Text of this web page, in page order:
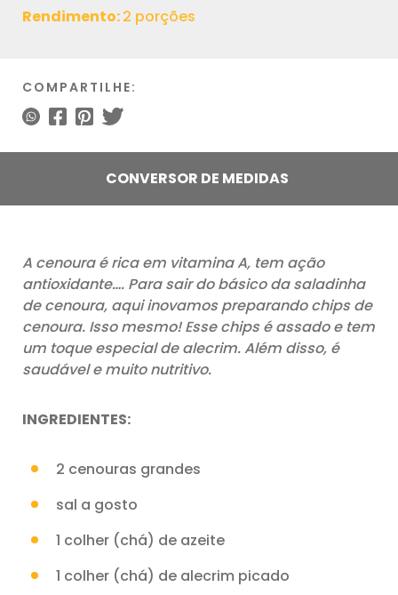
Rendimento:2 porções
COMPARTILHE:
CONVERSOR DE MEDIDAS
A cenoura é rica em vitamina A, tem ação
antioxidante…. Para sair do básico da saladinha
de cenoura, aqui inovamos preparando chips de
cenoura. Isso mesmo! Esse chips é assado e tem
um toque especial de alecrim. Além disso, é
saudável e muito nutritivo.
INGREDIENTES:
2 cenouras grandes
sal a gosto
1 colher (chá) de azeite
1 colher (chá) de alecrim picado